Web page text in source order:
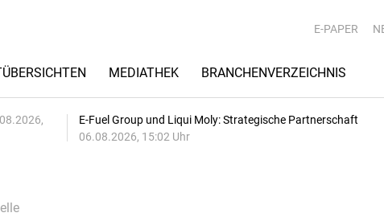
E-PAPER
MEDIATHEK BRANCHENVERZEICHNIS
E-Fuel Group und Liqui Moly: Strategische Partnerschaft
06.08.2026, 15:02 Uhr